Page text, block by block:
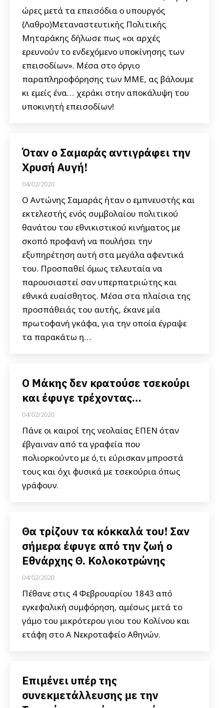
ώρες μετά τα επεισόδια ο υπουργός
(Λαθρο)Μεταναστευτικής Πολιτικής
Μηταράκης δήλωσε πως «οι αρχές
ερευνούν το ενδεχόμενο υποκίνησης των
επεισοδίων». Μέσα στο όργιο
παραπληροφόρησης των ΜΜΕ, ας βάλουμε
κι εμείς ένα… χεράκι στην αποκάλυψη του
υποκινητή επεισοδίων!
Όταν ο Σαμαράς αντιγράφει την
Χρυσή Αυγή!
04/02/2020
Ο Αντώνης Σαμαράς ήταν ο εμπνευστής και
εκτελεστής ενός συμβολαίου πολιτικού
θανάτου του εθνικιστικού κινήματος με
σκοπό προφανή να πουλήσει την
εξυπηρέτηση αυτή στα μεγάλα αφεντικά
του. Προσπαθεί όμως τελευταία να
παρουσιαστεί σαν υπερπατριώτης και
εθνικά ευαίσθητος. Μέσα στα πλαίσια της
προσπάθειάς του αυτής, έκανε μία
πρωτοφανή γκάφα, για την οποία έγραψε
τα παρακάτω η…
Ο Μάκης δεν κρατούσε τσεκούρι
και έφυγε τρέχοντας…
04/02/2020
Πάνε οι καιροί της νεολαίας ΕΠΕΝ όταν
έβγαιναν από τα γραφεία που
πολιορκούντο με ό,τι εύρισκαν μπροστά
τους και όχι φυσικά με τσεκούρια όπως
γράφουν.
Θα τρίζουν τα κόκκαλά του! Σαν
σήμερα έφυγε από την ζωή ο
Εθνάρχης Θ. Κολοκοτρώνης
04/02/2020
Πέθανε στις 4 Φεβρουαρίου 1843 από
εγκεφαλική συμφόρηση, αμέσως μετά το
γάμο του μικρότερου γιου του Κολίνου και
ετάφη στο Α Νεκροταφείο Αθηνών.
Eπιμένει υπέρ της
συνεκμετάλλευσης με την